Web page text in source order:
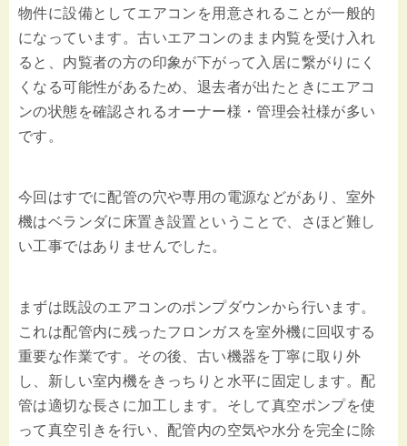
物件に設備としてエアコンを用意されることが一般的
になっています。古いエアコンのまま内覧を受け入れ
ると、内覧者の方の印象が下がって入居に繋がりにく
くなる可能性があるため、退去者が出たときにエアコ
ンの状態を確認されるオーナー様・管理会社様が多い
です。
今回はすでに配管の穴や専用の電源などがあり、室外
機はベランダに床置き設置ということで、さほど難し
い工事ではありませんでした。
まずは既設のエアコンのポンプダウンから行います。
これは配管内に残ったフロンガスを室外機に回収する
重要な作業です。その後、古い機器を丁寧に取り外
し、新しい室内機をきっちりと水平に固定します。配
管は適切な長さに加工します。そして真空ポンプを使
って真空引きを行い、配管内の空気や水分を完全に除